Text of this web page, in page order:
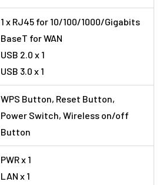
1 x RJ45 for 10/100/1000/Gigabits
BaseT for WAN
USB 2.0 x 1
USB 3.0 x 1
WPS Button, Reset Button,
Power Switch, Wireless on/off
Button
PWR x 1
LAN x 1